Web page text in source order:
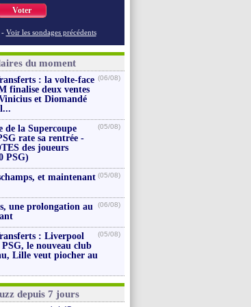
Voter
- Voir les sondages précédents
du moment
: la volte-face
finalise deux ventes
et Diomandé
(06/08)
de la Supercoupe
rate sa rentrée -
des joueurs
PSG)
(05/08)
et maintenant (05/08)
une prolongation au
(06/08)
: Liverpool
le nouveau club
Lille veut piocher au
(05/08)
depuis 7 jours